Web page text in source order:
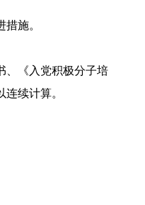
施。
、《入党积极分子培
续计算。